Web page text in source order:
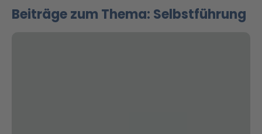
Beiträge zum Thema: Selbstführung